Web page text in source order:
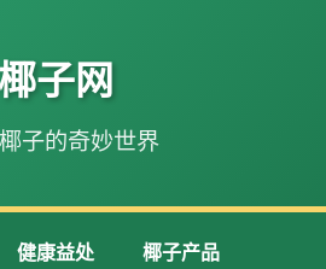
椰子网
子的奇妙世界
健康益处
椰子产品